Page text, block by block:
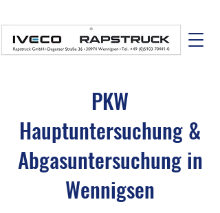
PKW
Hauptuntersuchung &
Abgasuntersuchung in
Wennigsen